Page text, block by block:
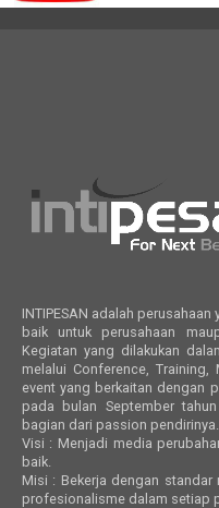
INTIPESAN adalah
baik untuk perusahaan
Kegiatan yang dilakukan
melalui Conference,
event yang berkaitan dengan
pada bulan September
bagian dari passion pendirinya.
Visi : Menjadi media
baik.
Misi : Bekerja dengan
profesionalisme dalam setiap